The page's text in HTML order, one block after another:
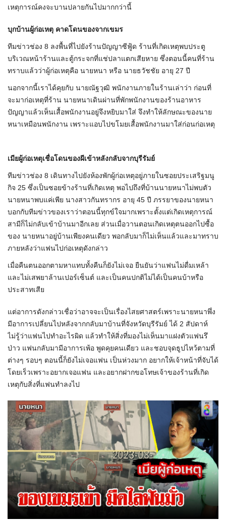
เหตุการณ์คงจะบานปลายกันไปมากกว่านี้
บุกบ้านผู้ก่อเหตุ คาดโดนของจากเขมร
ทีมข่าวช่อง 8 ลงพื้นที่ไปยังร้านปัญญาซีฟู้ด ร้านที่เกิดเหตุพบประตู
บริเวณหน้าร้านและตู้กระจกที่แช่ปลาแตกเสียหาย ซึ่งตอนนี้คนที่ร้าน
ทราบแล้วว่าผู้ก่อเหตุคือ นายหนา หรือ นายธวัชชัย อายุ 27 ปี
นอกจากนี้เราได้คุยกับ นายณัฐวุฒิ พนักงานภายในร้านเล่าว่า ก่อนที่
จะมาก่อเหตุที่ร้าน นายหนาเดินผ่านที่พักพนักงานของร้านอาหาร
ปัญญาแล้วเห็นเสื้อพนักงานอยู่จึงหยิบมาใส่ จึงทำให้ลักษณะของนาย
หนาเหมือนพนักงาน เพราะแอบไปขโมยเสื้อพนักงานมาใส่ก่อนก่อเหตุ
เมียผู้ก่อเหตุเชื่อโดนของผีเข้าหลังกลับจากบุรีรัมย์
ทีมข่าวช่อง 8 เดินทางไปยังห้องพักผู้ก่อเหตุอยู่ภายในซอยประเสริฐมนู
กิจ 25 ซึ่งเป็นซอยข้างร้านที่เกิดเหตุ พอไปถึงที่บ้านนายหนาไม่พบตัว
นายหนาพบแค่เพีย นางสาวกันทรากร อายุ 45 ปี ภรรยาของนายหนา
บอกกับทีมข่าวของเราว่าตอนนี้ทุกข์ใจมากเพราะตั้งแต่เกิดเหตุการณ์
สามีก็ไม่กลับเข้าบ้านมาอีกเลย ส่วนเมื่อวานตอนเกิดเหตุตนออกไปซื้อ
ของ นายหนาอยู่บ้านเพียงคนเดียว พอกลับมาก็ไม่เห็นแล้วและมาทราบ
ภายหลังว่าแฟนไปก่อเหตุดังกล่าว
เมื่อคืนตนออกตามหาแทบทั้งคืนก็ยังไม่เจอ ยืนยันว่าแฟนไม่ดื่มเหล้า
และไม่เสพยาล้านเปอร์เซ็นต์ และเป็นคนปกติไม่ได้เป็นคนบ้าหรือ
ประสาทเสีย
แต่อาการดังกล่าวเชื่อว่าอาจจะเป็นเรื่องไสยศาสตร์เพราะนายหนาพึ่ง
มีอาการเปลี่ยนไปหลังจากกลับมาบ้านที่จังหวัดบุรีรัมย์ ได้ 2 สัปดาห์
ไม่รู้ว่าแฟนไปทำอะไรผิด แล้วทำให้สิ่งที่มองไม่เห็นมาแฝงตัวแฟนรึ
ป่าว แฟนกลับมามีอาการเพ้อ พูดคุยคนเดียว และชอบจุดธูปไหว้ตามที่
ต่างๆ รอบๆ ตอนนี้ก็ยังไม่เจอแฟน เป็นห่วงมาก อยากให้เจ้าหน้าที่จับได้
โดยเร็วเพราะอยากเจอแฟน และอยากฝากขอโทษเจ้าของร้านที่เกิด
เหตุกับสิ่งที่แฟนทำลงไป